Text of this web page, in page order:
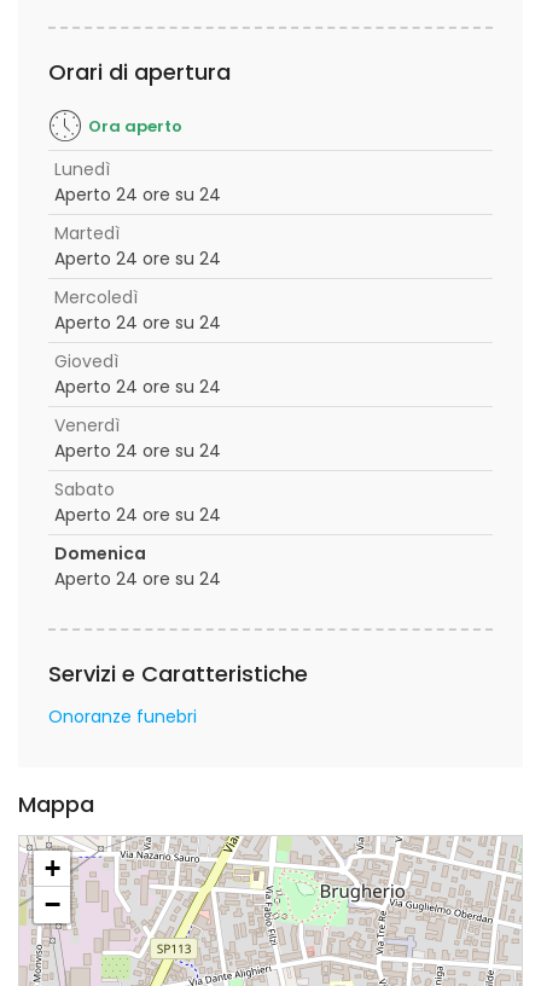
Orari di apertura
Ora aperto
Lunedì
Aperto 24 ore su 24
Martedì
Aperto 24 ore su 24
Mercoledì
Aperto 24 ore su 24
Giovedì
Aperto 24 ore su 24
Venerdì
Aperto 24 ore su 24
Sabato
Aperto 24 ore su 24
Domenica
Aperto 24 ore su 24
Servizi e Caratteristiche
Onoranze funebri
Mappa
+
−